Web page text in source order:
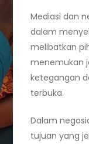
Mediasi dan
dalam
melibatkan
menemukan
ketegangan
terbuka.
Dalam
tujuan yang